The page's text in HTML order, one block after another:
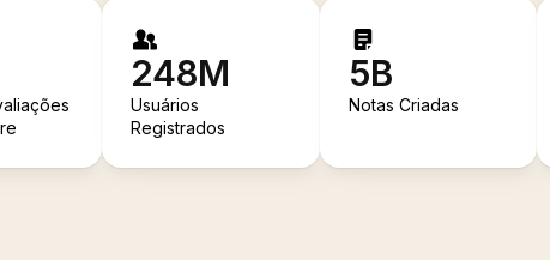
248M
Usuários
Registrados
5B
Notas Criadas